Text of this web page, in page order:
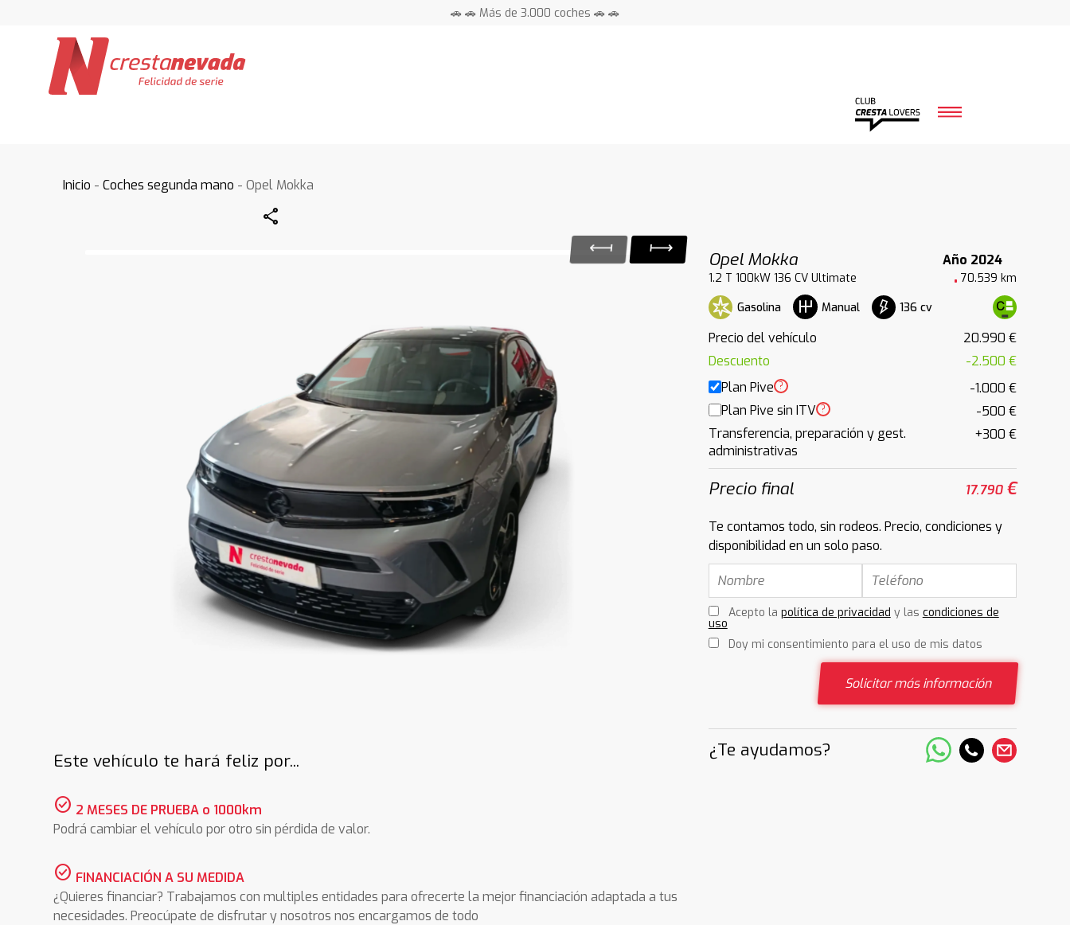
🚗 🚗 Más de 3.000 coches 🚗 🚗
Inicio -Coches segunda mano - Opel Mokka
Share
Opel Mokka
Año 2024
1.2 T 100kW 136 CV Ultimate
70.539 km
Gasolina
Manual 136 cv
Precio del vehículo
20.990 €
Descuento
-2.500 €
Plan Pive ?
-1.000 €
Plan Pive sin ITV ?
-500 €
Transferencia, preparación y gest.
administrativas
+300 €
Precio final 17.790€
Te contamos todo, sin rodeos. Precio, condiciones y
disponibilidad en un solo paso.
Acepto la política de privacidad y las condiciones de
uso
Doy mi consentimiento para el uso de mis datos
Solicitar más información
¿Te ayudamos?
Este vehículo te hará feliz por...
check_circle 2 MESES DE PRUEBA o 1000km
Podrá cambiar el vehículo por otro sin pérdida de valor.
check_circle FINANCIACIÓN A SU MEDIDA
¿Quieres financiar? Trabajamos con multiples entidades para ofrecerte la mejor financiación adaptada a tus
necesidades. Preocúpate de disfrutar y nosotros nos encargamos de todo